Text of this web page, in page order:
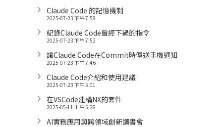
Claude Code 的記憶機制
2025-07-23 下午 7:58
紀錄Claude Code曾經下過的指令
2025-07-23 下午 7:52
讓Claude Code在Commit時傳送手機通知
2025-07-23 下午 7:46
Claude Code介紹和使用建議
2025-07-23 下午 5:01
在VSCode建構NX的套件
2025-05-11 上午 5:28
AI實務應用與跨領域創新讀書會